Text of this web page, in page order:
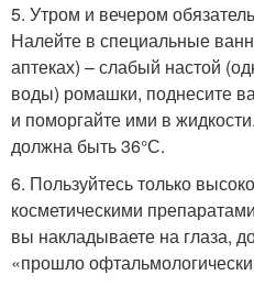
5. Утром и вечером
Налейте в специальные
аптеках) – слабый настой
воды) ромашки, поднесите
и поморгайте ими в
должна быть 36°С.
6. Пользуйтесь только
косметическими
вы накладываете на глаза,
«прошло